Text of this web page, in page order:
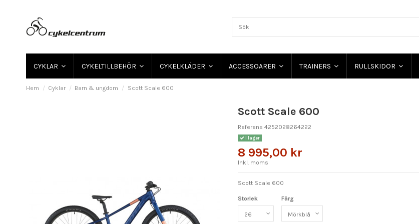
CYKLAR CYKELTILLBEHÖR CYKELKLÄDER ACCESSOARER TRAINERS RULLSKIDOR
Hem Cyklar Barn & ungdom Scott Scale 600
Scott Scale 600
Referens 4252028264222
I lager
8 995,00 kr
Inkl. moms
Scott Scale 600
Storlek Färg